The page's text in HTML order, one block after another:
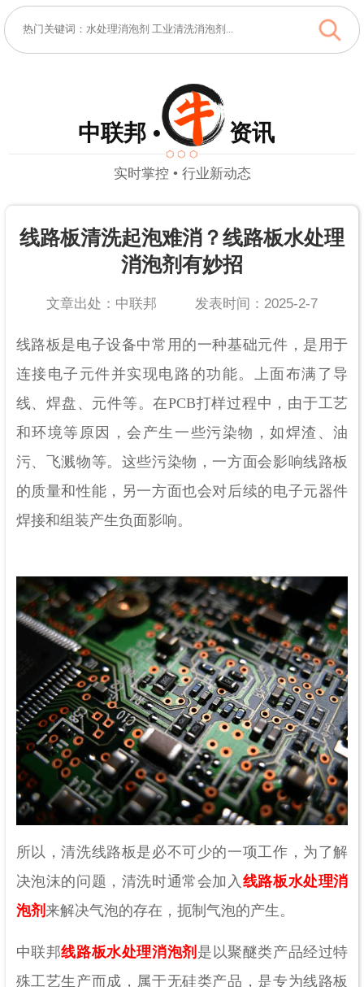
中联邦 • 资讯
实时掌控 • 行业新动态
线路板清洗起泡难消？线路板水处理
消泡剂有妙招
文章出处：中联邦 发表时间：2025-2-7
线路板是电子设备中常用的一种基础元件，是用于
连接电子元件并实现电路的功能。上面布满了导
线、焊盘、元件等。在PCB打样过程中，由于工艺
和环境等原因，会产生一些污染物，如焊渣、油
污、飞溅物等。这些污染物，一方面会影响线路板
的质量和性能，另一方面也会对后续的电子元器件
焊接和组装产生负面影响。
所以，清洗线路板是必不可少的一项工作，为了解
决泡沫的问题，清洗时通常会加入 线路板水处理消
泡剂来解决气泡的存在，扼制气泡的产生。
中联邦线路板水处理消泡剂 是以聚醚类产品经过特
殊工艺生产而成，属于无硅类产品，是专为线路板